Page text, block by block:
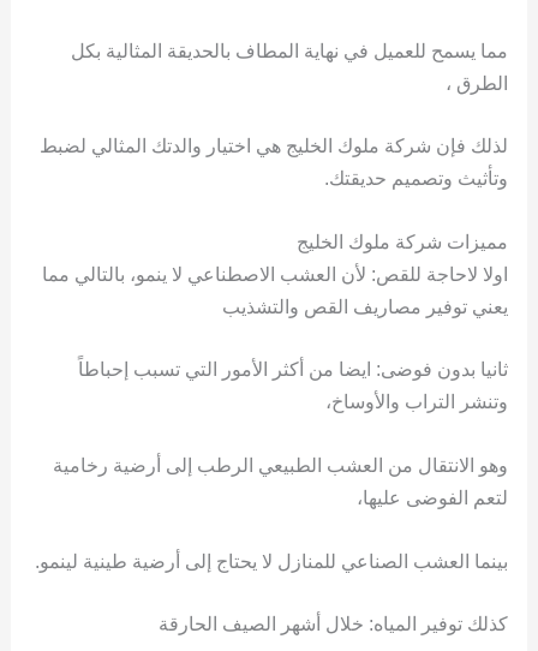
مما يسمح للعميل في نهاية المطاف بالحديقة المثالية بكل
الطرق ،
لذلك فإن شركة ملوك الخليج هي اختيار والدتك المثالي لضبط
وتأثيث وتصميم حديقتك.
مميزات شركة ملوك الخليج
اولا لاحاجة للقص: لأن العشب الاصطناعي لا ينمو، بالتالي مما
يعني توفير مصاريف القص والتشذيب
ثانيا بدون فوضى: ايضا من أكثر الأمور التي تسبب إحباطاً
وتنشر التراب والأوساخ،
وهو الانتقال من العشب الطبيعي الرطب إلى أرضية رخامية
لتعم الفوضى عليها،
بينما العشب الصناعي للمنازل لا يحتاج إلى أرضية طينية لينمو.
كذلك توفير المياه: خلال أشهر الصيف الحارقة